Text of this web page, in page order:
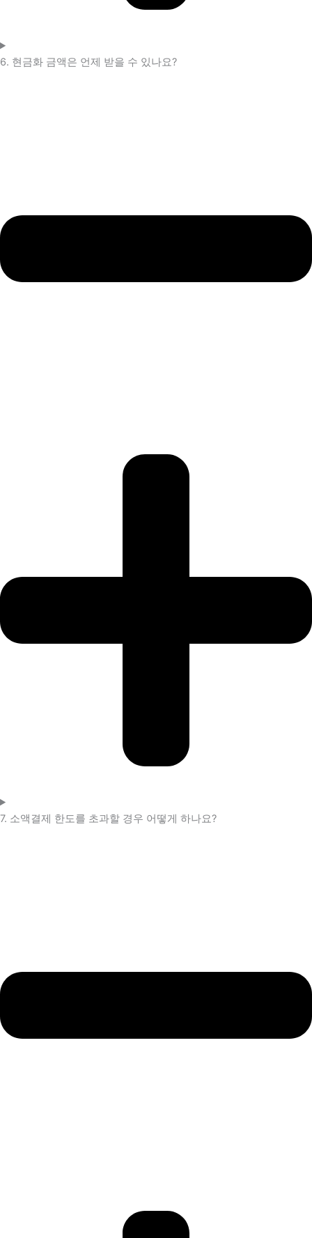
6. 현금화 금액은 언제 받을 수 있나요?
7. 소액결제 한도를 초과할 경우 어떻게 하나요?